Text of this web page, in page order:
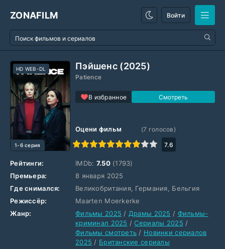
ZONAFILM Войти
Пэйшенс (2025)
Patience
В избранное
HD WEB-DL
1-6 серия
Оцени фильм
1
2 3 6 7 8 9 10
(7 голосов)
7.6
Рейтинги: IMDb: 7.50(1793)
Премьера:
8 января 2025
Где снимался:
Великобритания, Германия, Бельгия
Режиссёр:
Maarten Moerkerke
Жанр:
Фильмы 2025 / Драмы 2025 / Фильмы-
криминал 2025 /Сериалы 2025 /
Фильмы смотреть / Новинки сериалов
2025 / Британские сериалы